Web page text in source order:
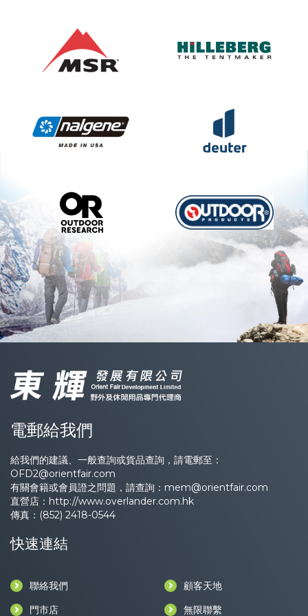
電郵給我們
給我們的建議、一般查詢或貨品查詢，請電郵至：
OFD2@orientfair.com
有關會籍或會員證之問題，請查詢： mem@orientfair.com
直營店： http://www.overlander.com.hk
傳真：(852) 2418-0544
快速連結
聯絡我們
門市店
顧客天地
無限聯繫